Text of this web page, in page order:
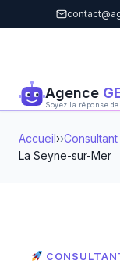
Agence
Soyez la réponse
Accueil› Consultant
La Seyne-sur-Mer